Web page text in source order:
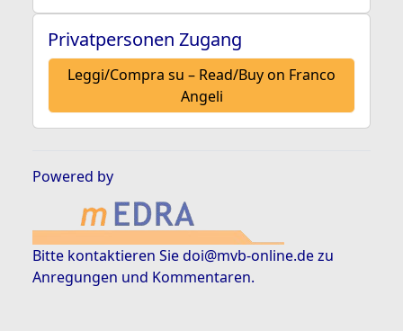
Privatpersonen Zugang
Leggi/Compra su – Read/Buy on Franco
Angeli
Powered by
Bitte kontaktieren Siedoi@mvb-online.dezu
Anregungen und Kommentaren.